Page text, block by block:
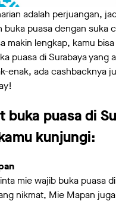
adalah perjuangan,
buka puasa dengan suka
makin lengkap, kamu
puasa di Surabaya yang
enak, ada cashbacknya
buka puasa di
kunjungi:
mie wajib buka puasa
nikmat, Mie Mapan